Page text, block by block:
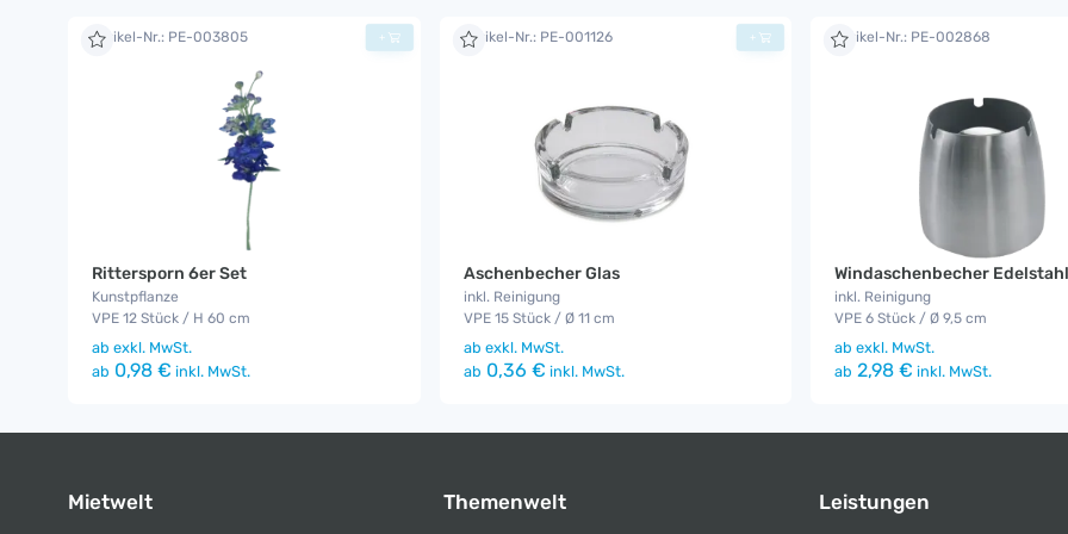
Artikel-Nr.: PE-003805
Rittersporn 6er Set
Kunstpflanze
VPE 12 Stück / H 60 cm
ab exkl. MwSt.
ab 0,98 € inkl. MwSt.
+ Artikel-Nr.: PE-001126
Aschenbecher Glas
inkl. Reinigung
VPE 15 Stück / Ø 11 cm
ab exkl. MwSt.
ab 0,36 € inkl. MwSt.
+ Artikel-Nr.: PE-002868
Windaschenbecher Edelstahl
inkl. Reinigung
VPE 6 Stück / Ø 9,5 cm
ab exkl. MwSt.
ab 2,98 € inkl. MwSt.
Mietwelt Themenwelt Leistungen